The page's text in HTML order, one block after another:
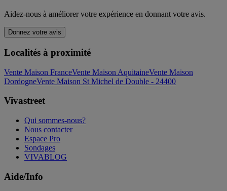
Aidez-nous à améliorer votre expérience en donnant votre avis.
Donnez votre avis
Localités à proximité
Vente Maison FranceVente Maison AquitaineVente Maison
DordogneVente Maison St Michel de Double - 24400
Vivastreet
Qui sommes-nous?
Nous contacter
Espace Pro
Sondages
VIVABLOG
Aide/Info